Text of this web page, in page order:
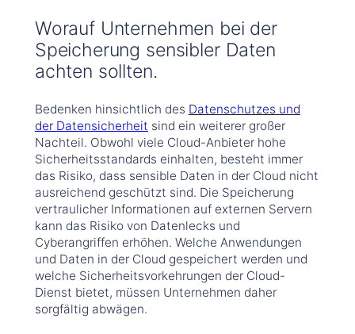
Worauf Unternehmen bei der
Speicherung sensibler Daten
achten sollten.
Bedenken hinsichtlich des Datenschutzes und
der Datensicherheit sind ein weiterer großer
Nachteil. Obwohl viele Cloud-Anbieter hohe
Sicherheitsstandards einhalten, besteht immer
das Risiko, dass sensible Daten in der Cloud nicht
ausreichend geschützt sind. Die Speicherung
vertraulicher Informationen auf externen Servern
kann das Risiko von Datenlecks und
Cyberangriffen erhöhen. Welche Anwendungen
und Daten in der Cloud gespeichert werden und
welche Sicherheitsvorkehrungen der Cloud-
Dienst bietet, müssen Unternehmen daher
sorgfältig abwägen.